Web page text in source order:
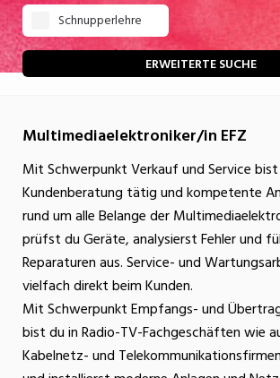
Gesundheit/Pflege/Soziales
Handwerk/Technik
Kultur
Nahrung
Natur
Verkehr/Logistik
Wirtschaft/Verwaltung
Schnupperlehre
ERWEITERTE SUCHE
Multimediaelektroniker/in EFZ
Mit Schwerpunkt Verkauf und Service
Kundenberatung tätig und kompetente
rund um alle Belange der
prüfst du Geräte, analysierst Fehler und
Reparaturen aus. Service- und
vielfach direkt beim Kunden.
Mit Schwerpunkt Empfangs- und
bist du in Radio-TV-Fachgeschäften wie
Kabelnetz- und